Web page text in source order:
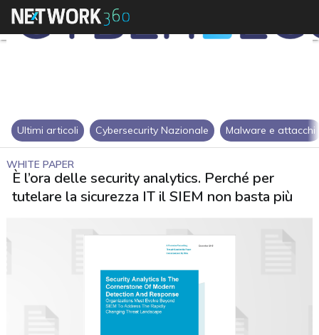
Ultimi articoli Cybersecurity Nazionale Malware e attacchi
WHITE PAPER
È l’ora delle security analytics. Perché per
tutelare la sicurezza IT il SIEM non basta più